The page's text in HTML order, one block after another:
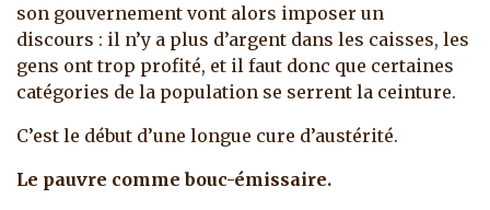
son gouvernement vont alors imposer un
discours : il n’y a plus d’argent dans les caisses, les
gens ont trop profité, et il faut donc que certaines
catégories de la population se serrent la ceinture.
C’est le début d’une longue cure d’austérité.
Le pauvre comme bouc-émissaire.